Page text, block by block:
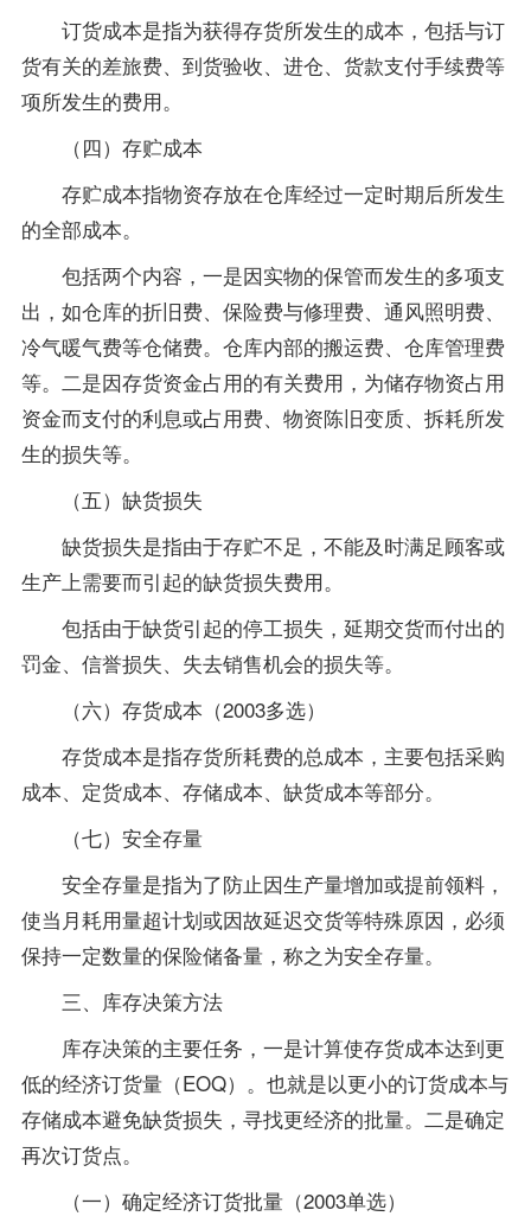
订货成本是指为获得存货所发生的成本，包括与订
货有关的差旅费、到货验收、进仓、货款支付手续费等
项所发生的费用。
（四）存贮成本
存贮成本指物资存放在仓库经过一定时期后所发生
的全部成本。
包括两个内容，一是因实物的保管而发生的多项支
出，如仓库的折旧费、保险费与修理费、通风照明费、
冷气暖气费等仓储费。仓库内部的搬运费、仓库管理费
等。二是因存货资金占用的有关费用，为储存物资占用
资金而支付的利息或占用费、物资陈旧变质、拆耗所发
生的损失等。
（五）缺货损失
缺货损失是指由于存贮不足，不能及时满足顾客或
生产上需要而引起的缺货损失费用。
包括由于缺货引起的停工损失，延期交货而付出的
罚金、信誉损失、失去销售机会的损失等。
（六）存货成本（2003多选）
存货成本是指存货所耗费的总成本，主要包括采购
成本、定货成本、存储成本、缺货成本等部分。
（七）安全存量
安全存量是指为了防止因生产量增加或提前领料，
使当月耗用量超计划或因故延迟交货等特殊原因，必须
保持一定数量的保险储备量，称之为安全存量。
三、库存决策方法
库存决策的主要任务，一是计算使存货成本达到更
低的经济订货量（EOQ）。也就是以更小的订货成本与
存储成本避免缺货损失，寻找更经济的批量。二是确定
再次订货点。
（一）确定经济订货批量（2003单选）